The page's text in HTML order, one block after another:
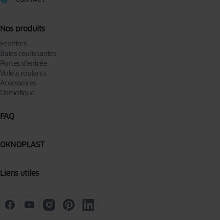
Nos produits
Fenêtres
Baies coulissantes
Portes d’entrée
Volets roulants
Accessoires
Domotique
FAQ
OKNOPLAST
Liens utiles